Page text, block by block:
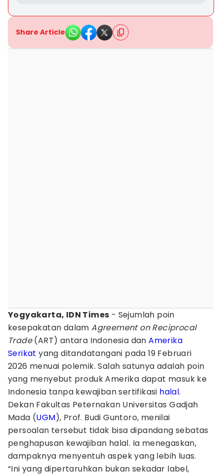
Share Article
Yogyakarta, IDN Times - Sejumlah poin
kesepakatan dalamAgreement on Reciprocal
Trade(ART) antara Indonesia danAmerika
Serikat yang ditandatangani pada 19 Februari
2026 menuai polemik. Salah satunya adalah poin
yang menyebut produk Amerika dapat masuk ke
Indonesia tanpa kewajiban sertifikasi halal.
Dekan Fakultas Peternakan Universitas Gadjah
Mada (UGM), Prof. Budi Guntoro, menilai
persoalan tersebut tidak bisa dipandang sebatas
penghapusan kewajiban halal. Ia menegaskan,
dampaknya menyentuh aspek yang lebih luas.
“Ini yang dipertaruhkan bukan sekadar label,